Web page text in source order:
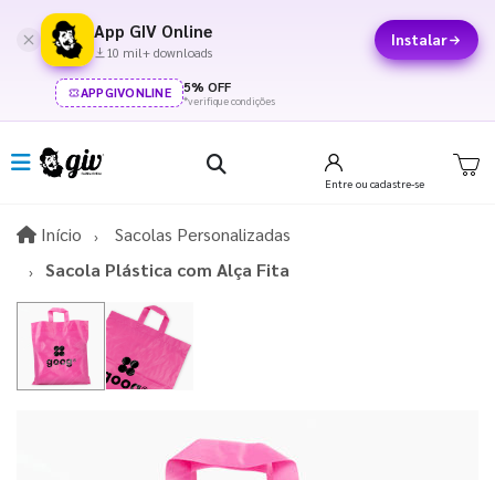
App GIV Online
10 mil+ downloads
Instalar
APPGIVONLINE 5% OFF
*verifique condições
Entre ou cadastre-se
Início InícioSacolas Personalizadas
Sacola Plástica com Alça Fita